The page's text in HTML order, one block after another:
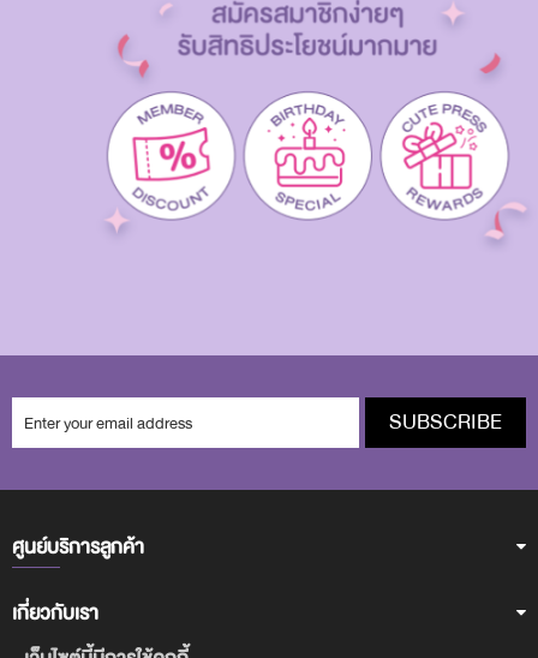
SUBSCRIBE
ศูนย์บริการลูกค้า
เกี่ยวกับเรา